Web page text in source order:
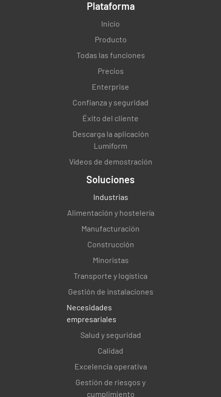
Plataforma
Inicio
Producto
Todas las funciones
Precios
Enterprise
Confianza y seguridad
Éxito del cliente
Descarga la aplicación
Lumiform
Vídeos de demostración
Soluciones
Industrias
Alimentación y hostelería
Manufacturación
Construcción
Minoristas
Transporte y logística
Gestión de instalaciones
Necesidades
empresariales
Salud y seguridad
Calidad
Excelencia operativa
Gestión de riesgos y
cumplimiento